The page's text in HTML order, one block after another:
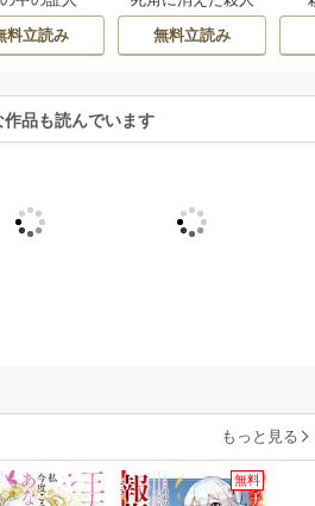
料立読み
者
無料立読み
品も読んでいます
もっと見る
無料